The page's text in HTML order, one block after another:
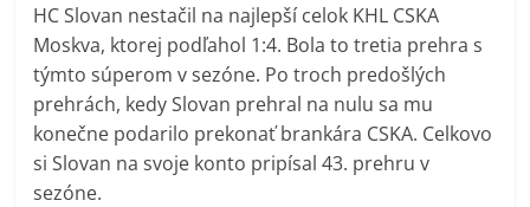
HC Slovan nestačil na najlepší celok KHL CSKA
Moskva, ktorej podľahol 1:4. Bola to tretia prehra s
týmto súperom v sezóne. Po troch predošlých
prehrách, kedy Slovan prehral na nulu sa mu
konečne podarilo prekonať brankára CSKA. Celkovo
si Slovan na svoje konto pripísal 43. prehru v
sezóne.